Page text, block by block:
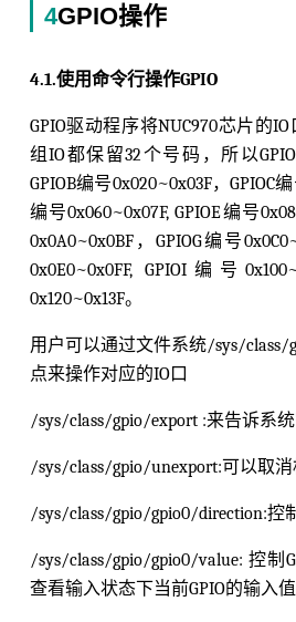
4GPIO操作
4.1.使用命令行操作GPIO
GPIO驱动程序将NUC970芯片的IO
组IO都保留32个号码，所以
GPIOB编号0x020~0x03F，GPIOC
编号0x060~0x07F, GPIOE编号
0x0A0~0x0BF，GPIOG编号
0x0E0~0x0FF, GPIOI编号
0x120~0x13F。
用户可以通过文件系统/sys/
点来操作对应的IO口
/sys/class/gpio/export :来告诉系
/sys/class/gpio/unexport:可以取消
/sys/class/gpio/gpio0/direction:控
/sys/class/gpio/gpio0/value: 控制
查看输入状态下当前GPIO的输入值